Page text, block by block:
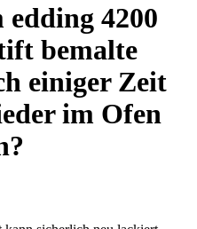
4200
bemalte
einiger Zeit
im Ofen